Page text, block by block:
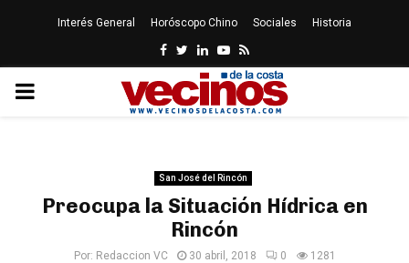
Interés General Horóscopo Chino Sociales Historia
Facebook
Twitter
LinkedinYoutube
Rss
PRIMARY
San José del Rincón
Preocupa la Situación Hídrica en
Rincón
Por: Redaccion VC 30 abril, 2018 0 1281